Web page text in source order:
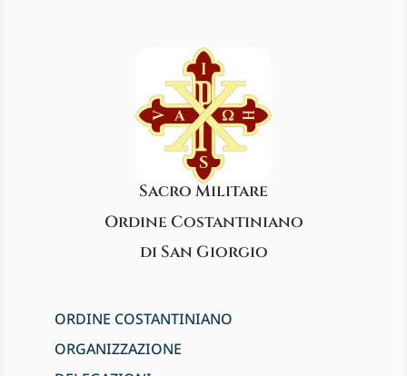
Sacro Militare
Ordine Costantiniano
di San Giorgio
ORDINE COSTANTINIANO
ORGANIZZAZIONE